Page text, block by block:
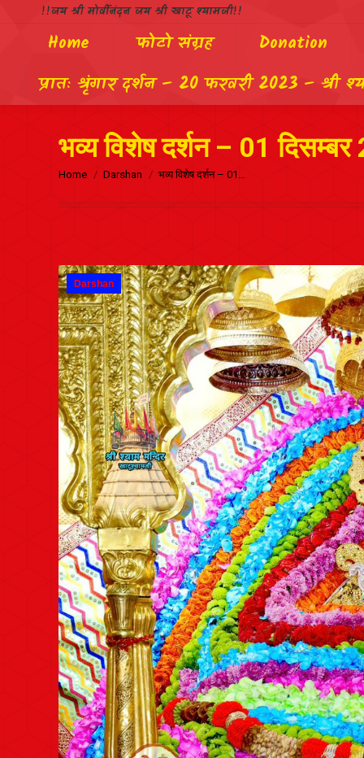
!!जय श्री मोर्वीनंदन जय श्री खाटू श्यामजी!!
Home फोटो संग्रह
Donation
प्रातः श्रृंगार दर्शन – 20 फरवरी 2023 – श्री
भव्य विशेष दर्शन – 01
Home Darshan भव्य विशेष दर्शन – 01…
Darshan